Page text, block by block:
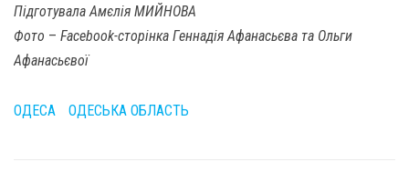
Підготувала Амєлія МИЙНОВА
Фото – Facebook-сторінка Геннадія Афанасьєва та Ольги
Афанасьєвої
ОДЕСА ОДЕСЬКА ОБЛАСТЬ